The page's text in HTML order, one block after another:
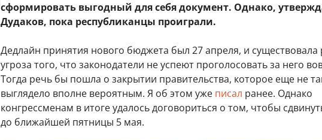
сформировать выгодный для себя документ. Однако,
Дудаков, пока республиканцы проиграли.
Дедлайн принятия нового бюджета был 27 апреля, и существовала
угроза того, что законодатели не успеют проголосовать за него
Тогда речь бы пошла о закрытии правительства, которое еще не
выглядело вполне вероятным. Я об этом уже писал ранее. Однако
конгрессменам в итоге удалось договориться о том, чтобы
до ближайшей пятницы 5 мая.